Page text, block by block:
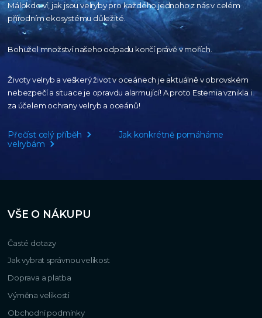
Málokdo ví, jak jsou velryby pro každéhojednoho z nás v celém
přírodnímekosystému důležité.
Bohužel množství našeho odpadu končí právě v mořích.
Životy velryb a veškerý život v oceánech je aktuálněv obrovském
nebezpečí a situace je opravdu alarmující!A proto Estemia vznikla i
za účelem ochrany velryb a oceánů!
Přečíst celý příběh
Jak konkrétně pomáháme
velrybám
VŠE O NÁKUPU
Časté dotazy
Jak vybrat správnou velikost
Doprava a platba
Výměna velikosti
Obchodní podmínky